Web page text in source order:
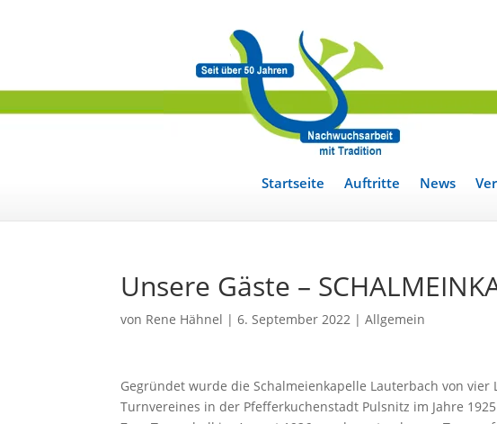
Startseite Auftritte News
Unsere Gäste –
von Rene Hähnel |6. September 2022 |Allgemein
Gegründet wurde die Schalmeienkapelle Lauterbach von
Turnvereines in der Pfefferkuchenstadt Pulsnitz im Jahre